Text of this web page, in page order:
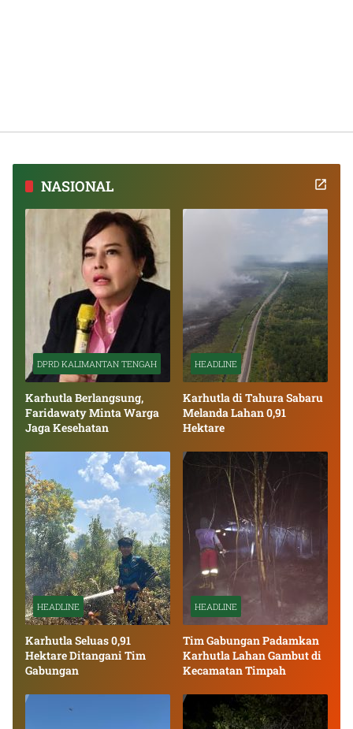
NASIONAL
DPRD KALIMANTAN TENGAH
Karhutla Berlangsung,
Faridawaty Minta Warga
Jaga Kesehatan
HEADLINE
Karhutla di Tahura Sabaru
Melanda Lahan 0,91
Hektare
HEADLINE
Karhutla Seluas 0,91
Hektare Ditangani Tim
Gabungan
HEADLINE
Tim Gabungan Padamkan
Karhutla Lahan Gambut di
Kecamatan Timpah